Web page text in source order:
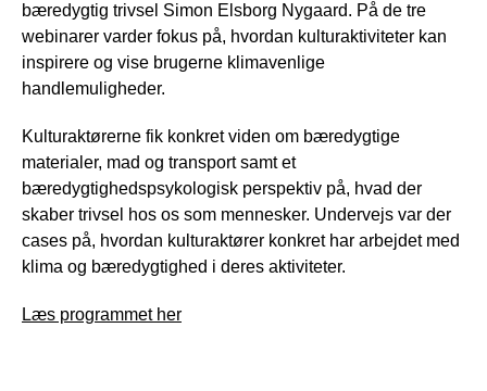
bæredygtig trivsel Simon Elsborg Nygaard. På de tre
webinarer varder fokus på, hvordan kulturaktiviteter kan
inspirere og vise brugerne klimavenlige
handlemuligheder.
Kulturaktørerne fik konkret viden om bæredygtige
materialer, mad og transport samt et
bæredygtighedspsykologisk perspektiv på, hvad der
skaber trivsel hos os som mennesker. Undervejs var der
cases på, hvordan kulturaktører konkret har arbejdet med
klima og bæredygtighed i deres aktiviteter.
Læs programmet her